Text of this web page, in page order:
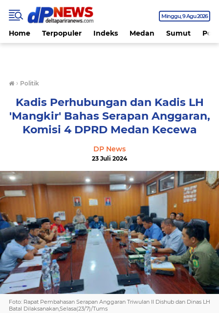
Minggu 9 Agu 2026
Home Terpopuler Indeks Medan Sumut
› Politik
Kadis Perhubungan dan Kadis LH
'Mangkir' Bahas Serapan Anggaran,
Komisi 4 DPRD Medan Kecewa
DP News
23 Juli 2024
Foto: Rapat Pembahasan Serapan Anggaran Triwulan II Dishub dan Dinas LH
Batal Dilaksanakan,Selasa(23/7)/Tums